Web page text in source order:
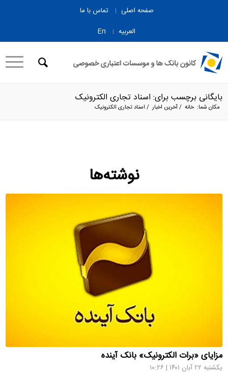
صفحه اصلی
تماس با ما
العربیه
En
بایگانی برچسب برای: اسناد تجاری الکترونیک
مکان شما: خانه /آخرین اخبار / اسناد تجاری الکترونیک
نوشته‌ها
مزایای «برات الکترونیک» بانک آینده
یکشنبه ۲۲ آبان ۱۴۰۱ | ۱۰:۲۶